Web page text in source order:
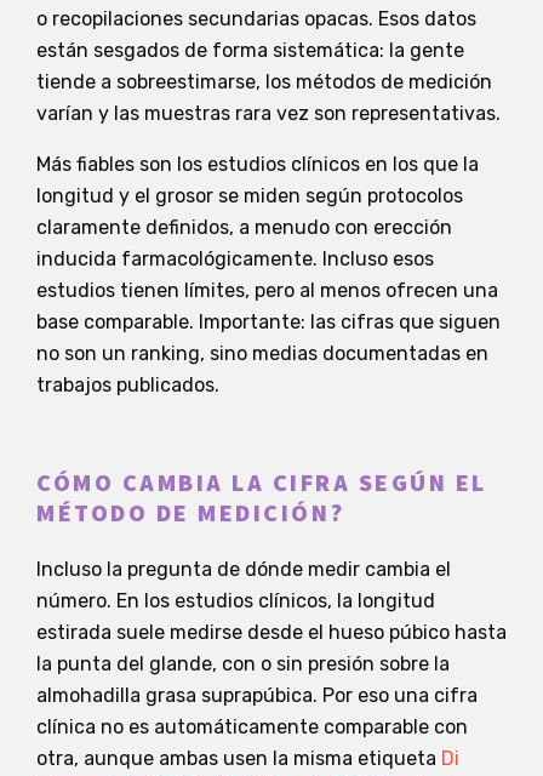
o recopilaciones secundarias opacas. Esos datos
están sesgados de forma sistemática: la gente
tiende a sobreestimarse, los métodos de medición
varían y las muestras rara vez son representativas.
Más fiables son los estudios clínicos en los que la
longitud y el grosor se miden según protocolos
claramente definidos, a menudo con erección
inducida farmacológicamente. Incluso esos
estudios tienen límites, pero al menos ofrecen una
base comparable. Importante: las cifras que siguen
no son un ranking, sino medias documentadas en
trabajos publicados.
CÓMO CAMBIA LA CIFRA SEGÚN EL
MÉTODO DE MEDICIÓN?
Incluso la pregunta de dónde medir cambia el
número. En los estudios clínicos, la longitud
estirada suele medirse desde el hueso púbico hasta
la punta del glande, con o sin presión sobre la
almohadilla grasa suprapúbica. Por eso una cifra
clínica no es automáticamente comparable con
otra, aunque ambas usen la misma etiqueta Di